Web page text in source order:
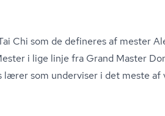
Chi som de defineres af mester
i lige linje fra Grand Master
lærer som underviser i det meste af